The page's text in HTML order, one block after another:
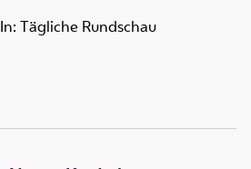
In: Tägliche Rundschau